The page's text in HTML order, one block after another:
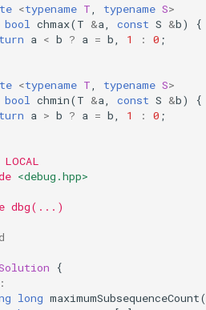
<typename T typename S>
bool chmax(T &a const S &b)
{
a < b ? a = b 1 : 0 ;
<typename T typename S>
bool chmin(T &a const S &b)
{
a > b ? a = b 1 : 0 ;
<debug.hpp>
dbg(...)
{
:
long maximumSubsequenceCount(